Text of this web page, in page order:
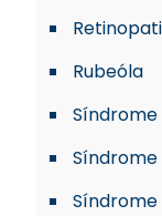
Rubeóla
Síndrome